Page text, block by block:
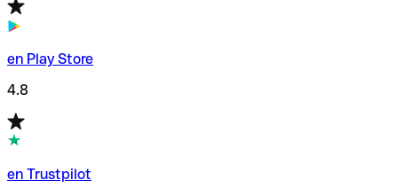
en Play Store
4.8
en Trustpilot